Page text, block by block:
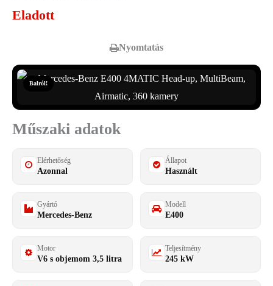
Eladott
Nyomtatás
Balról!
Műszaki adatok
Elérhetőség
Azonnal
Állapot
Használt
Gyártó
Mercedes-Benz
Modell
E400
Motor
V6 s objemom 3,5 litra
Teljesítmény
245 kW